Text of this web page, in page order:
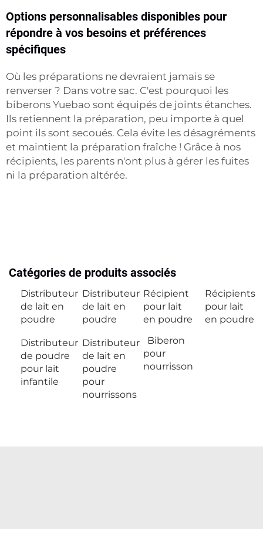
Options personnalisables disponibles pour
répondre à vos besoins et préférences
spécifiques
Où les préparations ne devraient jamais se
renverser ? Dans votre sac. C'est pourquoi les
biberons Yuebao sont équipés de joints étanches.
Ils retiennent la préparation, peu importe à quel
point ils sont secoués. Cela évite les désagréments
et maintient la préparation fraîche ! Grâce à nos
récipients, les parents n'ont plus à gérer les fuites
ni la préparation altérée.
Catégories de produits associés
Distributeur
de lait en
poudre
Distributeur
de lait en
poudre
Récipient
pour lait
en poudre
Récipients
pour lait
en poudre
Distributeur
de poudre
pour lait
infantile
Distributeur
de lait en
poudre
pour
nourrissons
Biberon
pour
nourrisson